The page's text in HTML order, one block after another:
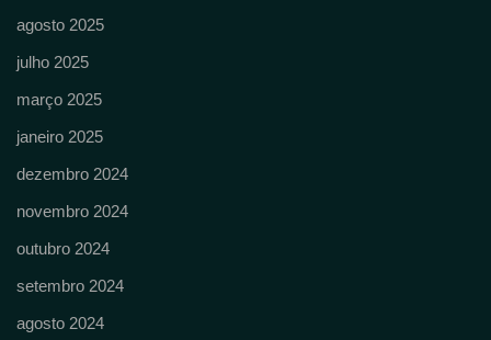
agosto 2025
julho 2025
março 2025
janeiro 2025
dezembro 2024
novembro 2024
outubro 2024
setembro 2024
agosto 2024